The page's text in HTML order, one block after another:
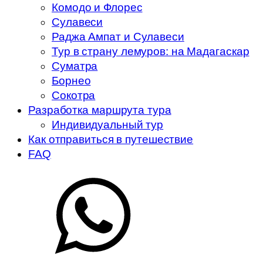
Комодо и Флорес
Сулавеси
Раджа Ампат и Сулавеси
Тур в страну лемуров: на Мадагаскар
Суматра
Борнео
Сокотра
Разработка маршрута тура
Индивидуальный тур
Как отправиться в путешествие
FAQ